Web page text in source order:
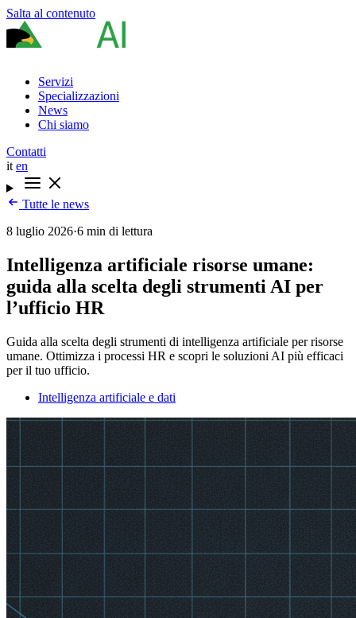
Salta al contenuto
Servizi
Specializzazioni
News
Chi siamo
Contatti
it en
Tutte le news
8 luglio 2026·6 min di lettura
Intelligenza artificiale risorse umane:
guida alla scelta degli strumenti AI per
l’ufficio HR
Guida alla scelta degli strumenti di intelligenza artificiale per risorse
umane. Ottimizza i processi HR e scopri le soluzioni AI più efficaci
per il tuo ufficio.
Intelligenza artificiale e dati